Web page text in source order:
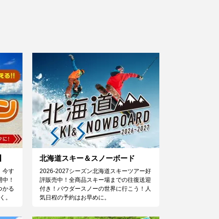
今す
！
かる
。
北海道スキー＆スノーボード
2026-2027シーズン北海道スキーツアー好
評販売中！全商品スキー場までの往復送迎
付き！パウダースノーの世界に行こう！人
気日程の予約はお早めに。